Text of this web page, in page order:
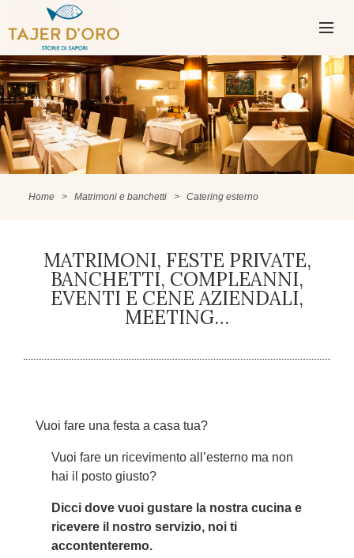
MENU
AL
CONTENUTO
Home > Matrimoni e banchetti > Catering esterno
MATRIMONI, FESTE PRIVATE,
BANCHETTI, COMPLEANNI,
EVENTI E CENE AZIENDALI,
MEETING…
Vuoi fare una festa a casa tua?
Vuoi fare un ricevimento all’esterno ma non
hai il posto giusto?
Dicci dove vuoi gustare la nostra cucina e
ricevere il nostro servizio, noi ti
accontenteremo.